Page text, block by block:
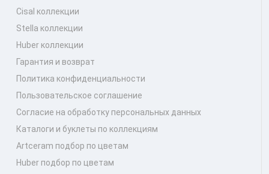
Cisal коллекции
Stella коллекции
Huber коллекции
Гарантия и возврат
Политика конфиденциальности
Пользовательское соглашение
Согласие на обработку персональных данных
Каталоги и буклеты по коллекциям
Artceram подбор по цветам
Huber подбор по цветам